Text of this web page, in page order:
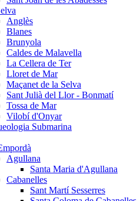
Anglès
Blanes
Brunyola
Caldes de Malavella
La Cellera de Ter
Lloret de Mar
Maçanet de la Selva
Sant Julià del Llor - Bonmatí
Tossa de Mar
Vilobí d'Onyar
Submarina
Agullana
Santa Maria d'Agullana
Cabanelles
Sant Martí Sesserres